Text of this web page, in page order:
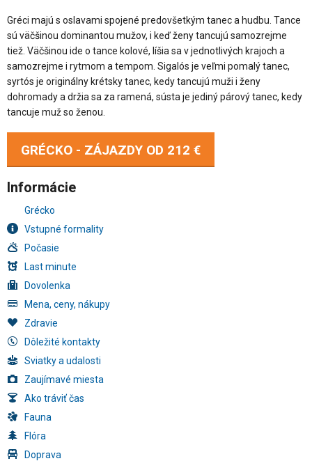
Gréci majú s oslavami spojené predovšetkým tanec a hudbu. Tance
sú väčšinou dominantou mužov, i keď ženy tancujú samozrejme
tiež. Väčšinou ide o tance kolové, líšia sa v jednotlivých krajoch a
samozrejme i rytmom a tempom. Sigalós je veľmi pomalý tanec,
syrtós je originálny krétsky tanec, kedy tancujú muži i ženy
dohromady a držia sa za ramená, sústa je jediný párový tanec, kedy
tancuje muž so ženou.
GRÉCKO - ZÁJAZDY OD 212 €
Informácie
Grécko
Vstupné formality
Počasie
Last minute
Dovolenka
Mena, ceny, nákupy
Zdravie
Dôležité kontakty
Sviatky a udalosti
Zaujímavé miesta
Ako tráviť čas
Fauna
Flóra
Doprava